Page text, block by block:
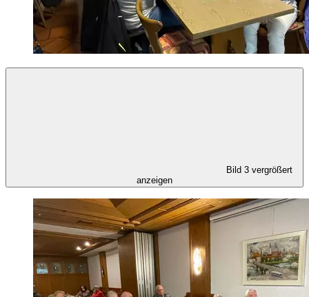
Bild 3 vergrößert
anzeigen